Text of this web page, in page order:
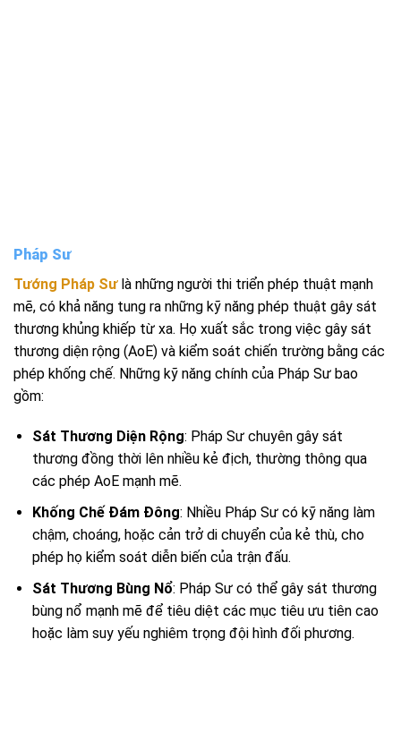
Pháp Sư
Tướng Pháp Sưlà những người thi triển phép thuật mạnh
mẽ, có khả năng tung ra những kỹ năng phép thuật gây sát
thương khủng khiếp từ xa. Họ xuất sắc trong việc gây sát
thương diện rộng (AoE) và kiểm soát chiến trường bằng các
phép khống chế. Những kỹ năng chính của Pháp Sư bao
gồm:
Sát Thương Diện Rộng: Pháp Sư chuyên gây sát
thương đồng thời lên nhiều kẻ địch, thường thông qua
các phép AoE mạnh mẽ.
Khống Chế Đám Đông: Nhiều Pháp Sư có kỹ năng làm
chậm, choáng, hoặc cản trở di chuyển của kẻ thù, cho
phép họ kiểm soát diễn biến của trận đấu.
Sát Thương Bùng Nổ: Pháp Sư có thể gây sát thương
bùng nổ mạnh mẽ để tiêu diệt các mục tiêu ưu tiên cao
hoặc làm suy yếu nghiêm trọng đội hình đối phương.